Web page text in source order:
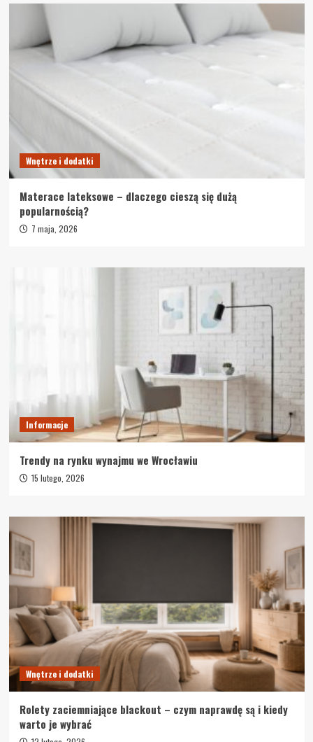
Wnętrze i dodatki
Materace lateksowe – dlaczego cieszą się dużą
popularnością?
7 maja, 2026
Informacje
Trendy na rynku wynajmu we Wrocławiu
15 lutego, 2026
Wnętrze i dodatki
Rolety zaciemniające blackout – czym naprawdę są i kiedy
warto je wybrać